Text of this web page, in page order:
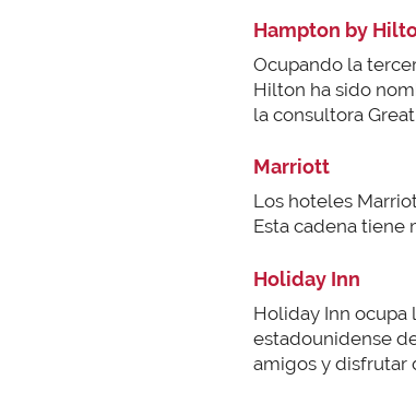
Hampton by
Ocupando la
Hilton ha sido
la consultora
Marriott
Los hoteles
Esta cadena tiene
Holiday Inn
Holiday Inn ocupa
estadounidense
amigos y disfrutar